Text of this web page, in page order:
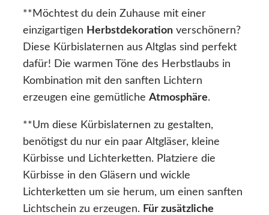
**Möchtest du dein Zuhause mit einer
einzigartigen Herbstdekoration verschönern?
Diese Kürbislaternen aus Altglas sind perfekt
dafür! Die warmen Töne des Herbstlaubs in
Kombination mit den sanften Lichtern
erzeugen eine gemütliche Atmosphäre.
**Um diese Kürbislaternen zu gestalten,
benötigst du nur ein paar Altgläser, kleine
Kürbisse und Lichterketten. Platziere die
Kürbisse in den Gläsern und wickle
Lichterketten um sie herum, um einen sanften
Lichtschein zu erzeugen. Für zusätzliche